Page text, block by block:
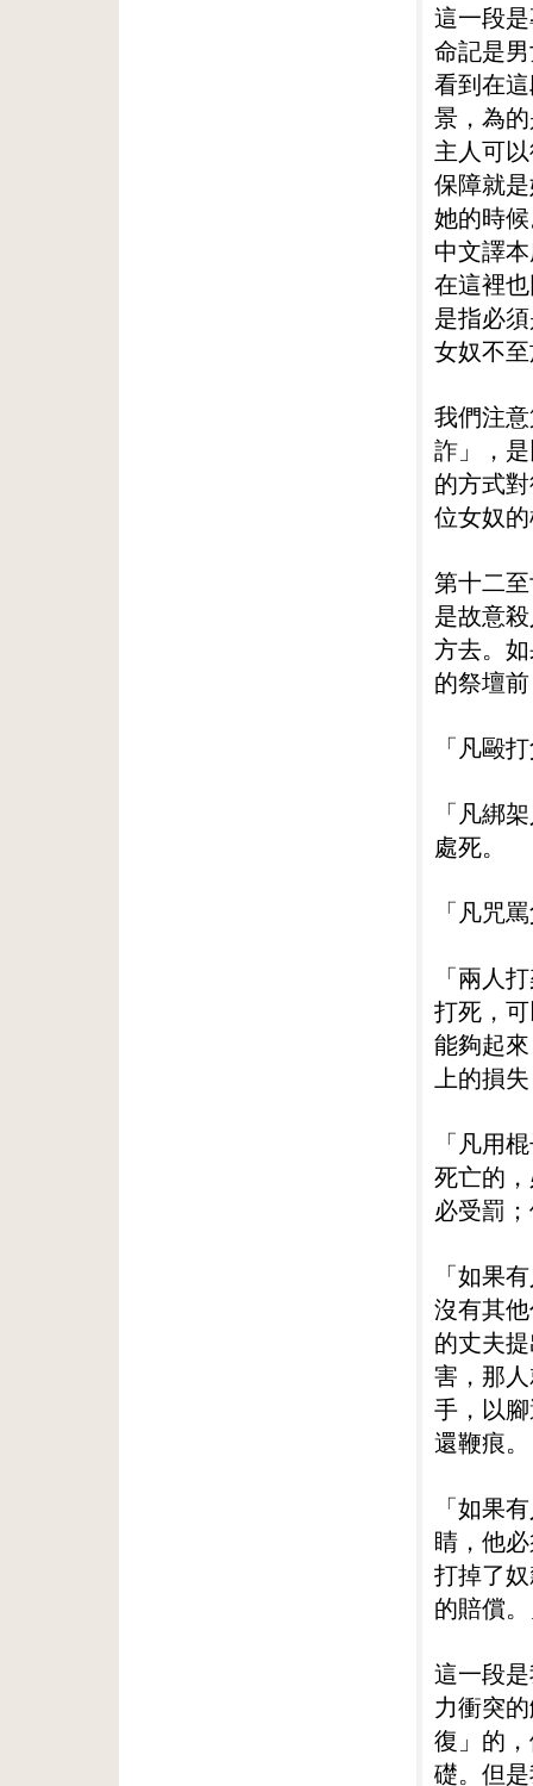
這一段
命記是
看到在
景，為
主人可
保障就
她的時
中文譯
在這裡
是指必
女奴不
我們注
詐」，
的方式
位女奴
第十二
是故意
方去。
的祭壇
「凡毆
「凡綁
處死。
「凡咒
「兩人
打死，
能夠起
上的損
「凡用
死亡的
必受罰
「如果
沒有其
的丈夫
害，那
手，以
還鞭痕。
「如果
睛，他
打掉了
的賠償
這一段
力衝突
復」的
礎。但